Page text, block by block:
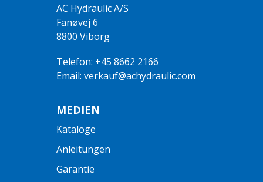
AC Hydraulic A/S
Fanøvej 6
8800 Viborg
Telefon: +45 8662 2166
Email: verkauf@achydraulic.com
MEDIEN
Kataloge
Anleitungen
Garantie